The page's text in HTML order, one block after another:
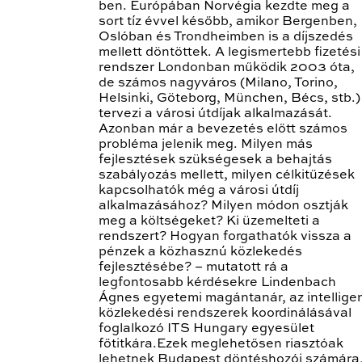
ben. Európában Norvégia kezdte meg a
sort tíz évvel később, amikor Bergenben,
Oslóban és Trondheimben is a díjszedés
mellett döntöttek. A legismertebb fizetési
rendszer Londonban működik 2003 óta,
de számos nagyváros (Milano, Torino,
Helsinki, Göteborg, München, Bécs, stb.)
tervezi a városi útdíjak alkalmazását.
Azonban már a bevezetés előtt számos
probléma jelenik meg. Milyen más
fejlesztések szükségesek a behajtás
szabályozás mellett, milyen célkitűzések
kapcsolhatók még a városi útdíj
alkalmazásához? Milyen módon osztják
meg a költségeket? Ki üzemelteti a
rendszert? Hogyan forgathatók vissza a
pénzek a közhasznú közlekedés
fejlesztésébe? – mutatott rá a
legfontosabb kérdésekre Lindenbach
Ágnes egyetemi magántanár, az
közlekedési rendszerek koordinálásával
foglalkozó ITS Hungary egyesület
főtitkára.Ezek meglehetősen riasztóak